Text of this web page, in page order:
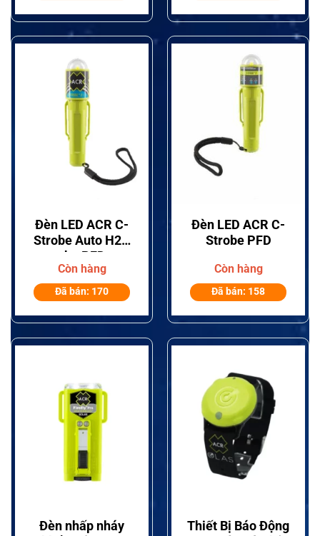
Đèn LED ACR C-
Strobe Auto H2O
cho PFD
Còn hàng
Đã bán: 170
Đèn LED ACR C-
Strobe PFD
Còn hàng
Đã bán: 158
Đèn nhấp nháy
Thiết Bị Báo Động